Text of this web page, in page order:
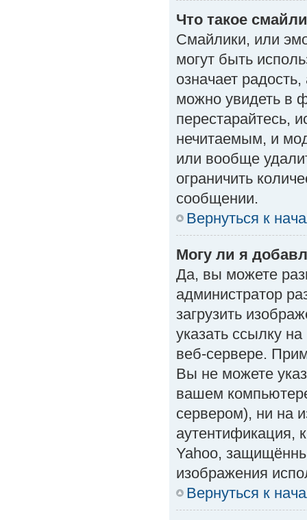
Что такое
Смайлики, или
могут быть
означает
можно увидеть в
перестарайтесь,
нечитаемым, и
или вообще
ограничить
сообщении.
Вернуться к
Могу ли я
Да, вы можете
администратор
загрузить
указать ссылку
веб-сервере.
Вы не можете
вашем
сервером), ни на
аутентификация,
Yahoo,
изображения
Вернуться к